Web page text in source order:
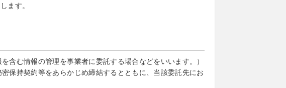
ます。
含む情報の管理を事業者に委託する場合などをいいます。）
保持契約等をあらかじめ締結するとともに、当該委託先にお